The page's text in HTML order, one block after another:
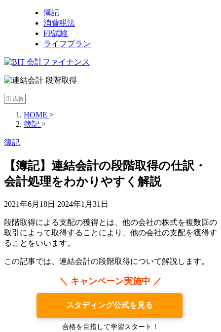
簿記
消費税法
FP試験
ライフプラン
ⓘ 広告
HOME >
簿記 >
簿記
【簿記】連結会計の段階取得の仕訳・
会計処理をわかりやすく解説
2021年6月18日 2024年1月31日
段階取得による支配の獲得とは、他の会社の株式を複数回の
取引によって取得することにより、他の会社の支配を獲得す
ることをいいます。
この記事では、連結会計の段階取得について解説します。
＼ キャンペーン実施中 ／
スタディング公式を見る
合格を目指して学習スタート！